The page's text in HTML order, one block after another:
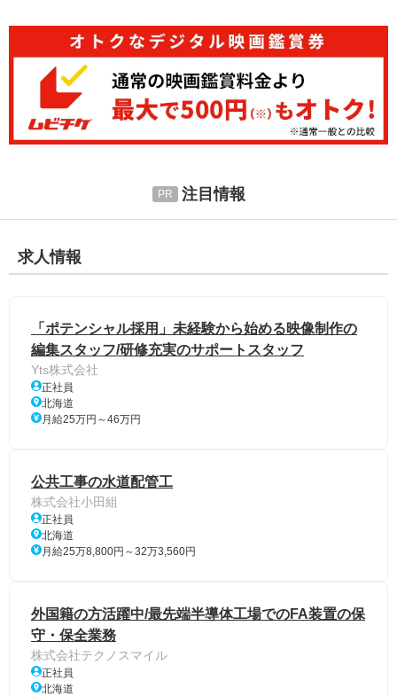
注目情報
求人情報
「ポテンシャル採用」未経験から始める映像制作の
編集スタッフ/研修充実のサポートスタッフ
Yts株式会社
正社員
北海道
月給25万円～46万円
公共工事の水道配管工
株式会社小田組
正社員
北海道
月給25万8,800円～32万3,560円
外国籍の方活躍中/最先端半導体工場でのFA装置の保
守・保全業務
株式会社テクノスマイル
正社員
北海道